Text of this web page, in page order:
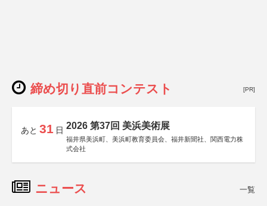
締め切り直前コンテスト [PR]
あと 31 日 2026 第37回 美浜美術展
福井県美浜町、美浜町教育委員会、福井新聞社、関西電力株
式会社
ニュース 一覧